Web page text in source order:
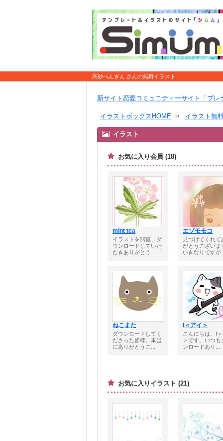
高砂ぺんぎん さんの無料イラスト
新サイト恋愛コミュニティーサイト「ブレ
イラストボックスHOME イラスト無
イラスト
お気に入り会員 (18)
mint tea
イラストを閲覧、ダ
ウンロードしていた
だきありがとう...
エゾモモコ
見つけてくれて
がとうございま
いきなりですが
ねこまた
ダウンロードしてく
ださった皆様、本当
にありがとうご...
I＜アイ＞
こんにちは、I
＞です。いつも
ンロードあり...
お気に入りイラスト (21)